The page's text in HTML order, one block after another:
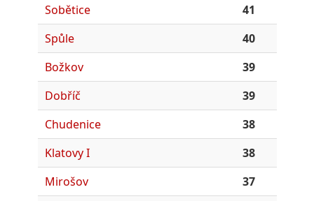
Sobětice
41
Spůle
40
Božkov
39
Dobříč
39
Chudenice
38
Klatovy I
38
Mirošov
37